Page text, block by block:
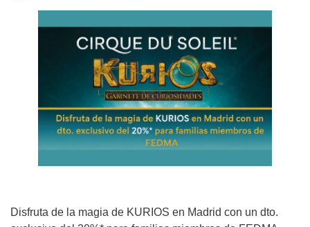
Disfruta de la magia de KURIOS en Madrid con un dto.